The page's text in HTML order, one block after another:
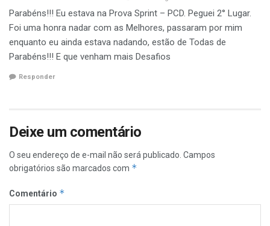
Parabéns!!! Eu estava na Prova Sprint – PCD. Peguei 2° Lugar.
Foi uma honra nadar com as Melhores, passaram por mim
enquanto eu ainda estava nadando, estão de Todas de
Parabéns!!! E que venham mais Desafios
Responder
Deixe um comentário
O seu endereço de e-mail não será publicado. Campos
obrigatórios são marcados com *
Comentário *